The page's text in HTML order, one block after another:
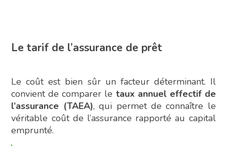
Le tarif de l’assurance de prêt
Le coût est bien sûr un facteur déterminant. Il
convient de comparer le taux annuel effectif de
l’assurance (TAEA), qui permet de connaître le
véritable coût de l’assurance rapporté au capital
emprunté.